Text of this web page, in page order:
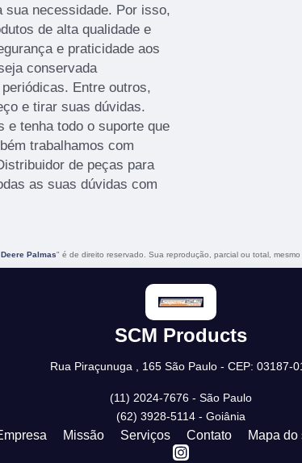
sua necessidade. Por isso,
de alta qualidade e
e praticidade aos
conservada
Entre outros,
e tirar suas dúvidas.
e tenha todo o suporte que
trabalhamos com
de peças para
as suas dúvidas com
Palmas" é de direito reservado. Sua reprodução, parcial ou total,
SCM Products
Rua Piraçunuga , 165 São Paulo - CEP: 03187-
(11) 2024-7676 - São Paulo
(62) 3928-5114 - Goiânia
Missão Serviços Contato Mapa do